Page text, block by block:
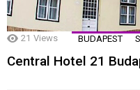
21 Views BUDAPEST
Central Hotel 21